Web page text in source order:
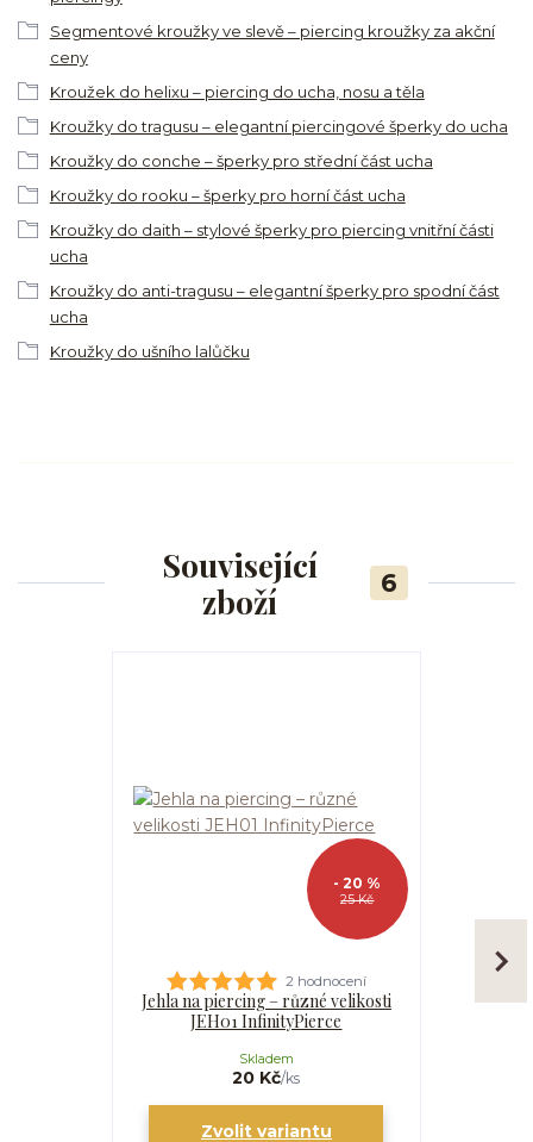
Segmentové kroužky ve slevě – piercing kroužky za akční
ceny
Kroužek do helixu – piercing do ucha, nosu a těla
Kroužky do tragusu – elegantní piercingové šperky do ucha
Kroužky do conche – šperky pro střední část ucha
Kroužky do rooku – šperky pro horní část ucha
Kroužky do daith – stylové šperky pro piercing vnitřní části
ucha
Kroužky do anti-tragusu – elegantní šperky pro spodní část
ucha
Kroužky do ušního lalůčku
Související
zboží
6
25 Kč
- 20 %
2 hodnocení
Jehla na piercing – různé velikosti
JEH01 InfinityPierce
20 Kč/ks
Skladem
Zvolit variantu